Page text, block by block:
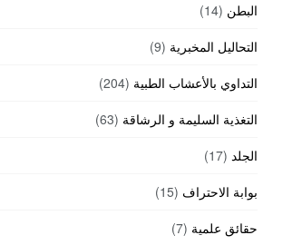
البطن (14)
التحاليل المخبرية (9)
التداوي بالأعشاب الطبية (204)
التغذية السليمة و الرشاقة (63)
الجلد (17)
بوابة الاحتراف (15)
حقائق علمية (7)